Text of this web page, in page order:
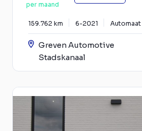
per maand
159.762 km 6-2021 Automaat
Greven Automotive
Stadskanaal